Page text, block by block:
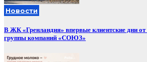
Новости
В ЖК «Гренландия» впервые клиентские дни
группы компаний «СОЮЗ»